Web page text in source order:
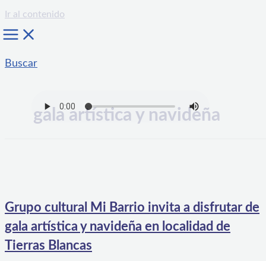
Ir al contenido
Buscar
gala artística y navideña
Grupo cultural Mi Barrio invita a disfrutar de
gala artística y navideña en localidad de
Tierras Blancas